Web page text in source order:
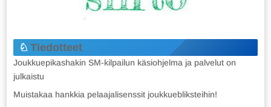
Tiedotteet
Joukkuepikashakin SM-kilpailun käsiohjelma ja palvelut on
julkaistu
Muistakaa hankkia pelaajalisenssit joukkuebliksteihin!